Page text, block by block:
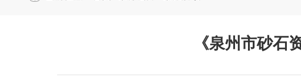
《泉州市砂石